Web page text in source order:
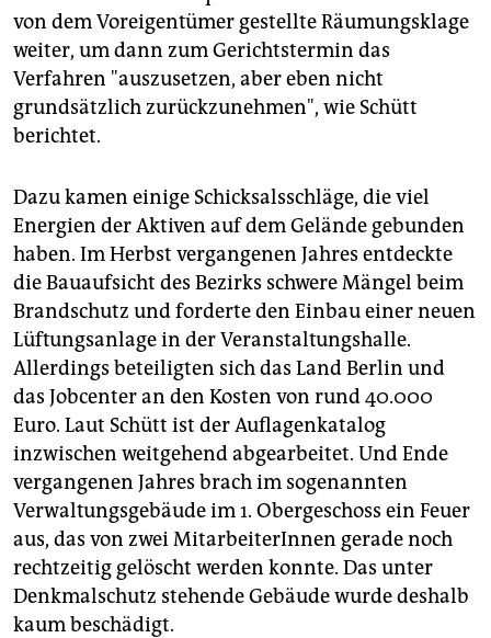
von dem Voreigentümer gestellte Räumungsklage
weiter, um dann zum Gerichtstermin das
Verfahren "auszusetzen, aber eben nicht
grundsätzlich zurückzunehmen", wie Schütt
berichtet.
Dazu kamen einige Schicksalsschläge, die viel
Energien der Aktiven auf dem Gelände gebunden
haben. Im Herbst vergangenen Jahres entdeckte
die Bauaufsicht des Bezirks schwere Mängel beim
Brandschutz und forderte den Einbau einer neuen
Lüftungsanlage in der Veranstaltungshalle.
Allerdings beteiligten sich das Land Berlin und
das Jobcenter an den Kosten von rund 40.000
Euro. Laut Schütt ist der Auflagenkatalog
inzwischen weitgehend abgearbeitet. Und Ende
vergangenen Jahres brach im sogenannten
Verwaltungsgebäude im 1. Obergeschoss ein Feuer
aus, das von zwei MitarbeiterInnen gerade noch
rechtzeitig gelöscht werden konnte. Das unter
Denkmalschutz stehende Gebäude wurde deshalb
kaum beschädigt.